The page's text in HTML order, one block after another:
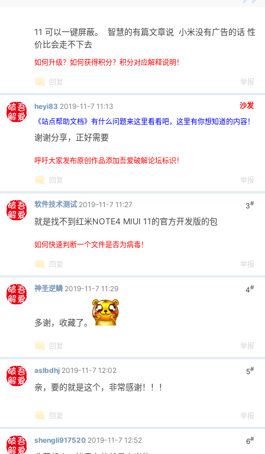
11 可以一键屏蔽。 智慧的有篇文章说 小米没有广告的话 性
价比会走不下去
如何升级？如何获得积分？积分对应解释说明！
回复 举报
沙发
heyi83 2019-11-7 11:13
《站点帮助文档》有什么问题来这里看看吧，这里有你想知道的内容！
谢谢分享，正好需要
呼吁大家发布原创作品添加吾爱破解论坛标识！
回复 举报
3#
软件技术测试 2019-11-7 11:27
就是找不到红米NOTE4 MIUI 11的官方开发版的包
如何快速判断一个文件是否为病毒！
回复 举报
4#
神圣逆鳞 2019-11-7 11:29
多谢，收藏了。
回复 举报
5#
aslbdhj 2019-11-7 12:02
亲，要的就是这个，非常感谢！！！
回复 举报
6#
shengli917520 2019-11-7 12:52